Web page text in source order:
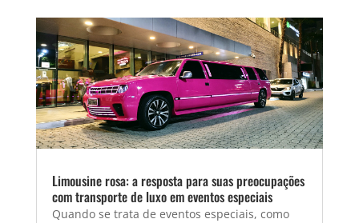
Limousine rosa: a resposta para suas preocupações
com transporte de luxo em eventos especiais
Quando se trata de eventos especiais, como